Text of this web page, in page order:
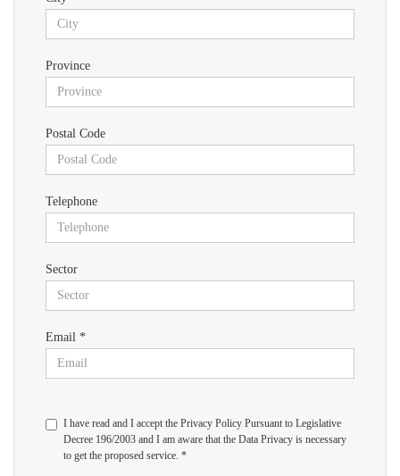
Province
Postal Code
Telephone
Sector
Email *
I have read and I accept the Privacy Policy Pursuant to Legislative
Decree 196/2003 and I am aware that the Data Privacy is necessary
to get the proposed service. *